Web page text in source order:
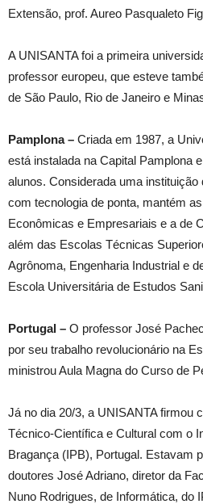
Extensão, prof. Aureo Pasqualeto
A UNISANTA foi a primeira
professor europeu, que esteve
de São Paulo, Rio de Janeiro e
Pamplona – Criada em 1987, a
está instalada na Capital Pamplona
alunos. Considerada uma
com tecnologia de ponta, mantém
Econômicas e Empresariais e a de
além das Escolas Técnicas
Agrônoma, Engenharia Industrial e
Escola Universitária de Estudos
Portugal – O professor José
por seu trabalho revolucionário na
ministrou Aula Magna do Curso de
Já no dia 20/3, a UNISANTA firmou
Técnico-Científica e Cultural com o
Bragança (IPB), Portugal. Estavam
doutores José Adriano, diretor da
Nuno Rodrigues, de Informática, do